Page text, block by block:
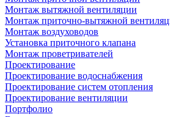
Монтаж вытяжной вентиляции
Монтаж приточно-вытяжной
Монтаж воздуховодов
Установка приточного клапана
Монтаж проветривателей
Проектирование
Проектирование водоснабжения
Проектирование систем отопления
Проектирование вентиляции
Портфолио